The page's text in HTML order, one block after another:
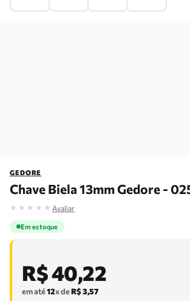
GEDORE
Chave Biela 13mm Gedore -
★ ★ ★ ★ ★ Avaliar
Em estoque
R$40,22
em até12x deR$3,57